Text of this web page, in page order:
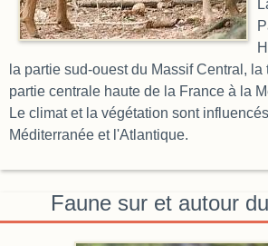
la partie sud-ouest du Massif Central, la
partie centrale haute de la France à la
Le climat et la végétation sont
Méditerranée et l'Atlantique.
Faune sur et autour